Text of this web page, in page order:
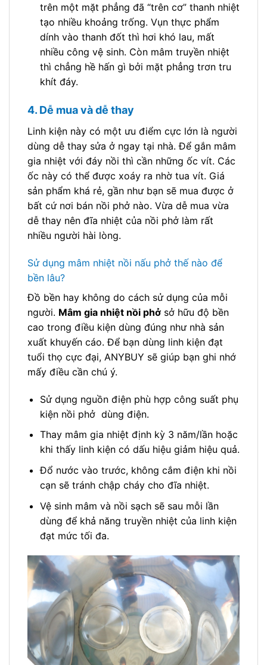
trên một mặt phẳng đã “trên cơ” thanh nhiệt
tạo nhiều khoảng trống. Vụn thực phẩm
dính vào thanh đốt thì hơi khó lau, mất
nhiều công vệ sinh. Còn mâm truyền nhiệt
thì chẳng hề hấn gì bởi mặt phẳng trơn tru
khít đáy.
4. Dễ mua và dễ thay
Linh kiện này có một ưu điểm cực lớn là người
dùng dễ thay sửa ở ngay tại nhà. Để gắn mâm
gia nhiệt với đáy nồi thì cần những ốc vít. Các
ốc này có thể được xoáy ra nhờ tua vít. Giá
sản phẩm khá rẻ, gần như bạn sẽ mua được ở
bất cứ nơi bán nồi phở nào. Vừa dễ mua vừa
dễ thay nên đĩa nhiệt của nồi phở làm rất
nhiều người hài lòng.
Sử dụng mâm nhiệt nồi nấu phở thế nào để
bền lâu?
Đồ bền hay không do cách sử dụng của mỗi
người. Mâm gia nhiệt nồi phở sở hữu độ bền
cao trong điều kiện dùng đúng như nhà sản
xuất khuyến cáo. Để bạn dùng linh kiện đạt
tuổi thọ cực đại, ANYBUY sẽ giúp bạn ghi nhớ
mấy điều cần chú ý.
Sử dụng nguồn điện phù hợp công suất phụ
kiện nồi phở dùng điện.
Thay mâm gia nhiệt định kỳ 3 năm/lần hoặc
khi thấy linh kiện có dấu hiệu giảm hiệu quả.
Đổ nước vào trước, không cắm điện khi nồi
cạn sẽ tránh chập cháy cho đĩa nhiệt.
Vệ sinh mâm và nồi sạch sẽ sau mỗi lần
dùng để khả năng truyền nhiệt của linh kiện
đạt mức tối đa.